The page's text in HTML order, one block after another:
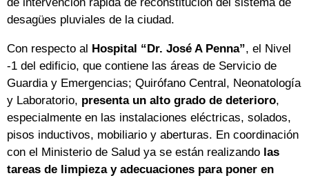
de intervención rápida de reconstitución del sistema de
desagües pluviales de la ciudad.
Con respecto al Hospital “Dr. José A Penna”, el Nivel
-1 del edificio, que contiene las áreas de Servicio de
Guardia y Emergencias; Quirófano Central, Neonatología
y Laboratorio, presenta un alto grado de deterioro,
especialmente en las instalaciones eléctricas, solados,
pisos inductivos, mobiliario y aberturas. En coordinación
con el Ministerio de Salud ya se están realizando las
tareas de limpieza y adecuaciones para poner en